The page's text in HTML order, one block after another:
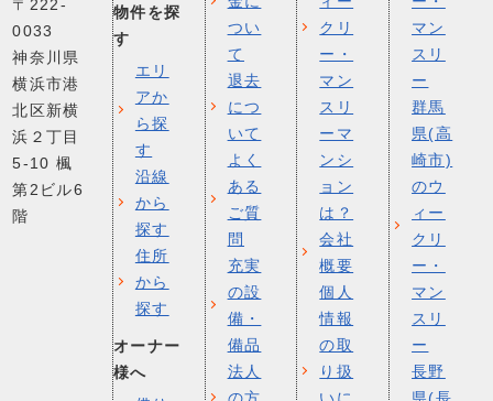
〒222-
0033
神奈川県
横浜市港
北区新横
浜２丁目
5-10 楓
第2ビル6
階
物件を探
す
エリ
アか
ら探
す
沿線
から
探す
住所
から
探す
オーナー
様へ
つい
て
退去
につ
いて
よく
ある
ご質
問
充実
の設
備・
備品
法人
クリ
ー・
マン
スリ
ーマ
ンシ
ョン
は？
会社
概要
個人
情報
の取
り扱
マン
スリ
ー
群馬
県(高
崎市)
のウ
ィー
クリ
ー・
マン
スリ
ー
長野